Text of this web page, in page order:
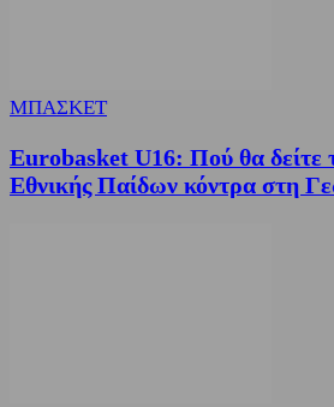
ΜΠΑΣΚΕΤ
Eurobasket U16: Πού θα δείτε
Εθνικής Παίδων κόντρα στη